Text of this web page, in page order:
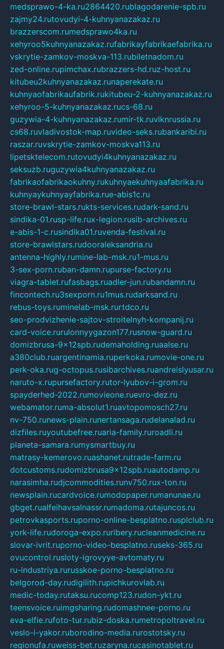
medsprawo-4-ka.ru2864420.rublagodarenie-spb.ru
zajmy24.rutovudyi-4-kuhnyanazakaz.ru
brazzerscom.rumedsprawo4ka.ru
xehyroo5kuhnyanazakaz.rufabrikayfabrikaefabrika.ru
vskrytie-zamkov-moskva-113.rubiletnadom.ru
zed-online.rupimchax.rubrazzers-hd.ruz-host.ru
kitubeu2kuhnyanazakaz.runaperekate.ru
kuhnyaofabrikaufabrik.rukitubeu-2-kuhnyanazakaz.ru
xehyroo-5-kuhnyanazakaz.rucs-68.ru
guzywia-4-kuhnyanazakaz.rumir-tk.ruvlknrussia.ru
cs68.ruvladivostok-map.ruvideo-seks.rubankaribi.ru
raszar.ruvskrytie-zamkov-moskva113.ru
lipetsktelecom.rutovudyi4kuhnyanazakaz.ru
seksuzb.ruguzywia4kuhnyanazakaz.ru
fabrikaofabrikaokuhny.rukuhnyaekuhnyaafabrika.ru
kuhnyaykuhnyayfabrika.rue-abis1c.ru
store-brawl-stars.rukts-services.rudark-sand.ru
sindika-01.rusp-life.rux-legion.rusib-archives.ru
e-abis-1-c.rusindika01.ruvenda-festival.ru
store-brawlstars.rudooraleksandria.ru
antenna-highly.rumine-lab-msk.ru1-mus.ru
3-sex-porn.ruban-damn.rupurse-factory.ru
viagra-tablet.rufasbags.ruadler-jun.rubandamn.ru
fincontech.ru3sexporn.ru1mus.rudarksand.ru
rebus-toys.ruminelab-msk.rurtdco.ru
seo-prodvizhenie-sajtov-stroitelnyh-kompanij.ru
card-voice.rurulonnyygazon177.rusnow-guard.ru
domizbrusa-9x12spb.rudemaholding.ruaalse.ru
a380club.ruargentinamia.ruperkoka.rumovie-one.ru
perk-oka.rug-octopus.rusibarchives.ruandreislyusar.ru
naruto-x.rupursefactory.rutor-lyubov-i-grom.ru
spayderhed-2022.rumovieone.ruevro-dez.ru
webamator.ruma-absolut1.ruavtopomosch27.ru
nv-750.runews-plain.runertansaga.rudelanalad.ru
dizfiles.ruyoutubefree.ruaria-family.ruroadli.ru
planeta-samara.rumysmartbuy.ru
matrasy-kemerovo.ruashanet.rutrade-farm.ru
dotcustoms.rudomizbrusa9x12spb.ruautodamp.ru
narasimha.rudjcommodities.runv750.rux-ton.ru
newsplain.rucardvoice.rumodopaper.rumanunae.ru
gbget.rualfeihavsalnassr.rumadoma.rutajuncos.ru
petrovkasports.ruporno-online-besplatno.rusplclub.ru
york-life.rudoroga-expo.ruribery.rucleanmedicine.ru
slovar-ivrit.ruporno-video-besplatno.ruseks-365.ru
ovucontrol.rusloty-igrovyye-avtomaty.ru
ru-industriya.rurusskoe-porno-besplatno.ru
belgorod-day.rudigilith.rupichkurovlab.ru
medic-today.rutaksu.rucomp123.rudon-ykt.ru
teensvoice.ruimgsharing.rudomashnee-porno.ru
eva-elfie.rufoto-tur.rubiz-doska.rumetropoltravel.ru
veslo-i-yakor.ruborodino-media.rurostotsky.ru
regionufa.ruweiss-bet.ruzaryna.rucasinotablet.ru